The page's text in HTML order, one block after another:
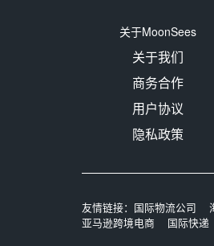
关于MoonSees
关于我们
商务合作
用户协议
隐私政策
友情链接： 国际物流公司
亚马逊跨境电商
国际快递